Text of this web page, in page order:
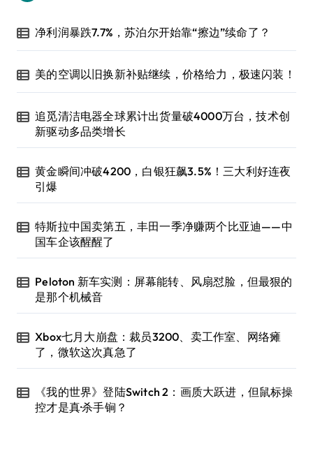
净利润暴跌7.7%，苏泊尔开始靠“擦边”续命了？
美的空调以旧换新补贴继续，价格给力，极速闪装！
追觅清洁电器全球累计出货量破4000万台，技术创
新驱动多品类增长
黄金瞬间冲破4200，白银狂飙3.5%！三大利好连夜
引爆
特斯拉中国卖第五，丰田一季净赚两个比亚迪——中
国车企该醒醒了
Peloton 新车实测：屏幕能转、风扇怼脸，但最狠的
是那个机械音
Xbox七月大崩盘：裁员3200、卖工作室、网络瘫
了，微软这次真急了
《我的世界》登陆Switch 2：画质大跃进，但鼠标操
控才是真·杀手锏？